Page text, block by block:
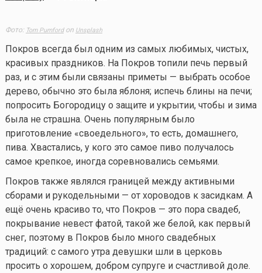
Фото: Tom Pumfordon Unsplash
Покров всегда был одним из самых любимых, чистых,
красивых праздников. На Покров топили печь первый
раз, и с этим были связаны приметы — выбрать особое
дерево, обычно это была яблоня; испечь блины на печи;
попросить Богородицу о защите и укрытии, чтобы и зима
была не страшна. Очень популярным было
приготовление «своедельного», то есть, домашнего,
пива. Хвастались, у кого это самое пиво получалось
самое крепкое, иногда соревновались семьями.
Покров также являлся границей между активными
сборами и рукодельными — от хороводов к засидкам. А
ещё очень красиво то, что Покров — это пора свадеб,
покрывание невест фатой, такой же белой, как первый
снег, поэтому в Покров было много свадебных
традиций: с самого утра девушки шли в церковь
просить о хорошем, добром супруге и счастливой доле.